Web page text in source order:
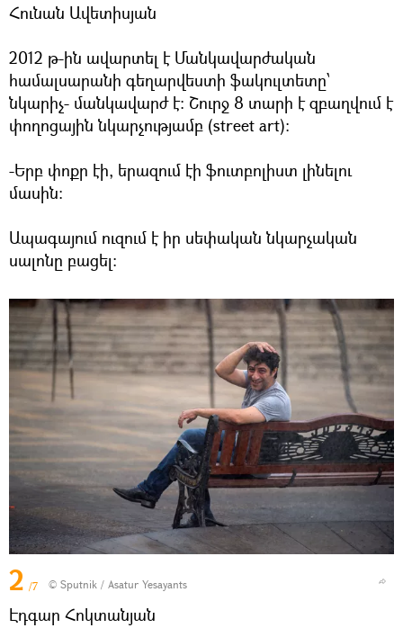
Հունան Ավետիսյան
2012 թ-ին ավարտել է Մանկավարժական
համալսարանի գեղարվեստի ֆակուլտետը՝
նկարիչ- մանկավարժ է: Շուրջ 8 տարի է զբաղվում է
փողոցային նկարչությամբ (street art):
-Երբ փոքր էի, երազում էի ֆուտբոլիստ լինելու
մասին:
Ապագայում ուզում է իր սեփական նկարչական
սալոնը բացել:
2 /7 © Sputnik / Asatur Yesayants
Էդգար Հոկտանյան